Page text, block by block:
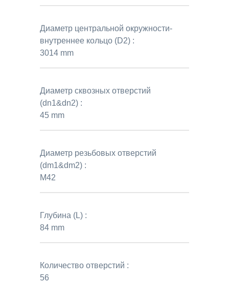
Диаметр центральной окружности-
внутреннее кольцо (D2) :
3014 mm
Диаметр сквозных отверстий
(dn1&dn2) :
45 mm
Диаметр резьбовых отверстий
(dm1&dm2) :
M42
Глубина (L) :
84 mm
Количество отверстий :
56